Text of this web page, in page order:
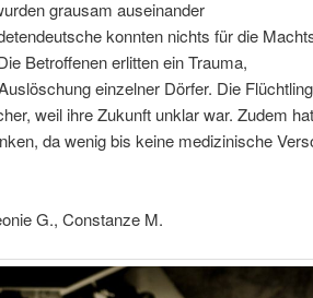
grausam auseinander
konnten nichts für die
Betroffenen erlitten ein Trauma,
einzelner Dörfer. Die
weil ihre Zukunft unklar war. Zudem
da wenig bis keine medizinische
G., Constanze M.